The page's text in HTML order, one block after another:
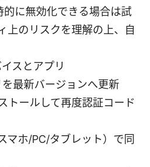
的に無効化できる場合は試
上のリスクを理解の上、自
スとアプリ
最新バージョンへ更新
トールして再度認証コード
マホ/PC/タブレット）で同